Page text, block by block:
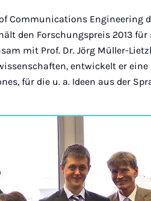
Communications Engineering
den Forschungspreis 2013 für
mit Prof. Dr. Jörg Müller-
entwickelt er
für die u. a. Ideen aus der